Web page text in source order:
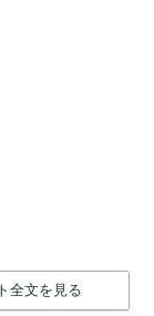
全文を見る